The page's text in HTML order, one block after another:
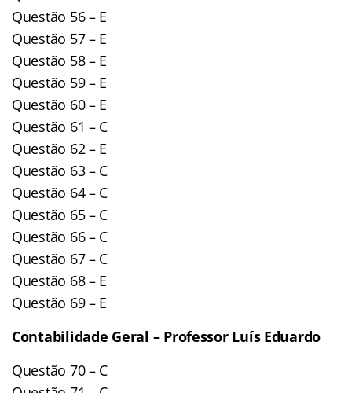
Questão 56 – E
Questão 57 – E
Questão 58 – E
Questão 59 – E
Questão 60 – E
Questão 61 – C
Questão 62 – E
Questão 63 – C
Questão 64 – C
Questão 65 – C
Questão 66 – C
Questão 67 – C
Questão 68 – E
Questão 69 – E
Contabilidade Geral – Professor Luís Eduardo
Questão 70 – C